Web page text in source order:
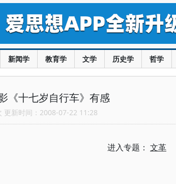
新闻学 教育学 文学 历史学 哲学
十七岁自行车》有感
更新时间：2008-07-22 11:28
进入专题： 文革